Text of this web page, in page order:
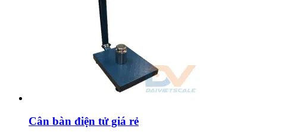
Cân bàn điện tử giá rẻ